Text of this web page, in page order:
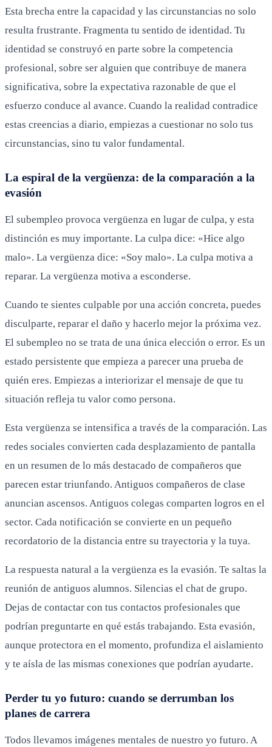
Esta brecha entre la capacidad y las circunstancias no solo
resulta frustrante. Fragmenta tu sentido de identidad. Tu
identidad se construyó en parte sobre la competencia
profesional, sobre ser alguien que contribuye de manera
significativa, sobre la expectativa razonable de que el
esfuerzo conduce al avance. Cuando la realidad contradice
estas creencias a diario, empiezas a cuestionar no solo tus
circunstancias, sino tu valor fundamental.
La espiral de la vergüenza: de la comparación a la
evasión
El subempleo provoca vergüenza en lugar de culpa, y esta
distinción es muy importante. La culpa dice: «Hice algo
malo». La vergüenza dice: «Soy malo». La culpa motiva a
reparar. La vergüenza motiva a esconderse.
Cuando te sientes culpable por una acción concreta, puedes
disculparte, reparar el daño y hacerlo mejor la próxima vez.
El subempleo no se trata de una única elección o error. Es un
estado persistente que empieza a parecer una prueba de
quién eres. Empiezas a interiorizar el mensaje de que tu
situación refleja tu valor como persona.
Esta vergüenza se intensifica a través de la comparación. Las
redes sociales convierten cada desplazamiento de pantalla
en un resumen de lo más destacado de compañeros que
parecen estar triunfando. Antiguos compañeros de clase
anuncian ascensos. Antiguos colegas comparten logros en el
sector. Cada notificación se convierte en un pequeño
recordatorio de la distancia entre su trayectoria y la tuya.
La respuesta natural a la vergüenza es la evasión. Te saltas la
reunión de antiguos alumnos. Silencias el chat de grupo.
Dejas de contactar con tus contactos profesionales que
podrían preguntarte en qué estás trabajando. Esta evasión,
aunque protectora en el momento, profundiza el aislamiento
y te aísla de las mismas conexiones que podrían ayudarte.
Perder tu yo futuro: cuando se derrumban los
planes de carrera
Todos llevamos imágenes mentales de nuestro yo futuro. A